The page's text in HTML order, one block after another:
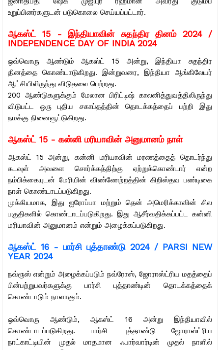
உறுப்பினர்களுடன் படுகொலை செய்யப்பட்டார்.
ஆகஸ்ட் 15 -இந்தியாவின் சுதந்திர தினம் 2024 /
INDEPENDENCE DAY OF INDIA 2024
ஒவ்வொரு ஆண்டும் ஆகஸ்ட் 15 அன்று, இந்தியா சுதந்திர
தினத்தை கொண்டாடுகிறது. இன்றுவரை, இந்தியா ஆங்கிலேயர்
ஆட்சியிலிருந்து விடுதலை பெற்றது.
200 ஆண்டுகளுக்கும் மேலான பிரிட்டிஷ் காலனித்துவத்திலிருந்து
விடுபட்ட ஒரு புதிய சகாப்தத்தின் தொடக்கத்தைப் பற்றி இது
நமக்கு நினைவூட்டுகிறது.
ஆகஸ்ட் 15 - கன்னி மரியாவின் அனுமானம் நாள்
ஆகஸ்ட் 15 அன்று, கன்னி மரியாவின் மரணத்தைத் தொடர்ந்து
கடவுள் அவளை சொர்க்கத்திற்கு ஏற்றுக்கொண்டார் என்ற
நம்பிக்கையுடன் மேரியின் விண்ணேற்றத்தின் கிறிஸ்தவ பண்டிகை
நாள் கொண்டாடப்படுகிறது.
முக்கியமாக, இது ஐரோப்பா மற்றும் தென் அமெரிக்காவின் சில
பகுதிகளில் கொண்டாடப்படுகிறது. இது ஆசீர்வதிக்கப்பட்ட கன்னி
மரியாவின் அனுமானம் என்றும் அழைக்கப்படுகிறது.
ஆகஸ்ட் 16 - பார்சி புத்தாண்டு 2024 / PARSI NEW
YEAR 2024
நவ்ரூஸ் என்றும் அழைக்கப்படும் நவ்ரோஸ், ஜோராஸ்ட்ரிய மதத்தைப்
பின்பற்றுபவர்களுக்கு பார்சி புத்தாண்டின் தொடக்கத்தைக்
கொண்டாடும் நாளாகும்.
ஒவ்வொரு ஆண்டும், ஆகஸ்ட் 16 அன்று இந்தியாவில்
கொண்டாடப்படுகிறது. பார்சி புத்தாண்டு ஜோராஸ்ட்ரிய
நாட்காட்டியின் முதல் மாதமான ஃபார்வார்டின் முதல் நாளில்